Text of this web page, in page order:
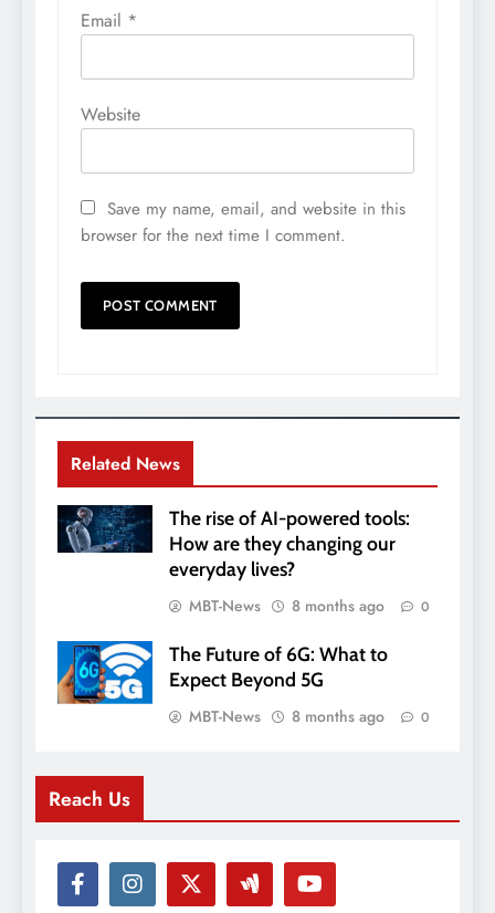
Email *
Website
Save my name, email, and website in this
browser for the next time I comment.
Related News
The rise of AI-powered tools:
How are they changing our
everyday lives?
MBT-News 8 months ago 0
The Future of 6G: What to
Expect Beyond 5G
MBT-News 8 months ago 0
Reach Us